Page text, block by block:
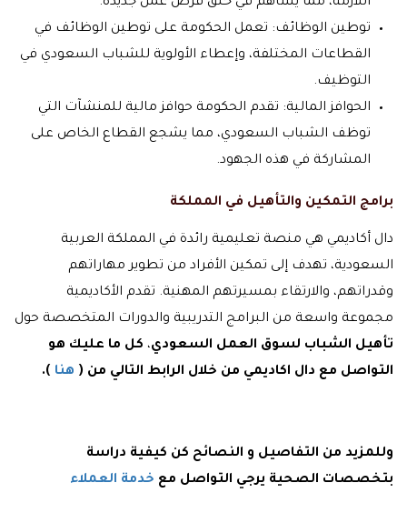
توطين الوظائف: تعمل الحكومة على توطين الوظائف في
القطاعات المختلفة، وإعطاء الأولوية للشباب السعودي في
التوظيف.
الحوافز المالية: تقدم الحكومة حوافز مالية للمنشآت التي
توظف الشباب السعودي، مما يشجع القطاع الخاص على
المشاركة في هذه الجهود.
برامج التمكين والتأهيل في المملكة
دال أكاديمي هي منصة تعليمية رائدة في المملكة العربية
السعودية، تهدف إلى تمكين الأفراد من تطوير مهاراتهم
وقدراتهم، والارتقاء بمسيرتهم المهنية. تقدم الأكاديمية
مجموعة واسعة من البرامج التدريبية والدورات المتخصصة حول
تأهيل الشباب لسوق العمل السعودي، كل ما عليك هو
التواصل مع دال اكاديمي من خلال الرابط التالي من ( هنا ).
وللمزيد من التفاصيل و النصائح كن كيفية دراسة
بتخصصات الصحية يرجي التواصل مع خدمة العملاء